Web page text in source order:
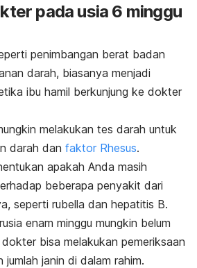
pada usia 6 minggu
penimbangan berat badan
darah, biasanya menjadi
ibu hamil berkunjung ke dokter
melakukan tes darah untuk
darah dan faktor Rhesus.
apakah Anda masih
beberapa penyakit dari
seperti rubella dan hepatitis B.
enam minggu mungkin belum
bisa melakukan pemeriksaan
jumlah janin di dalam rahim.